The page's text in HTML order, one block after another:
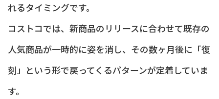
れるタイミングです。
コストコでは、新商品のリリースに合わせて既存の
人気商品が一時的に姿を消し、その数ヶ月後に「復
刻」という形で戻ってくるパターンが定着していま
す。